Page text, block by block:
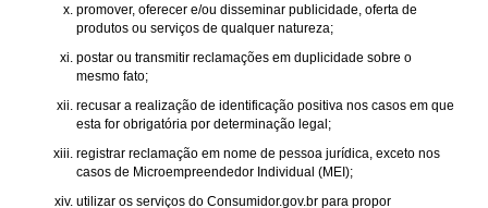
promover, oferecer e/ou disseminar publicidade, oferta de
produtos ou serviços de qualquer natureza;
postar ou transmitir reclamações em duplicidade sobre o
mesmo fato;
recusar a realização de identificação positiva nos casos em que
esta for obrigatória por determinação legal;
registrar reclamação em nome de pessoa jurídica, exceto nos
casos de Microempreendedor Individual (MEI);
utilizar os serviços do Consumidor.gov.br para propor